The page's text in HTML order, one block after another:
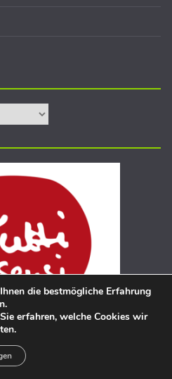
die bestmögliche Erfahrung
erfahren, welche Cookies wir